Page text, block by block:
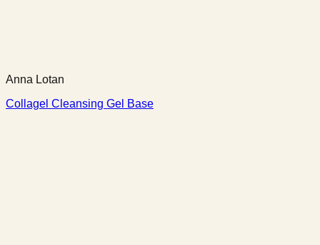
Anna Lotan
Collagel Cleansing Gel Base